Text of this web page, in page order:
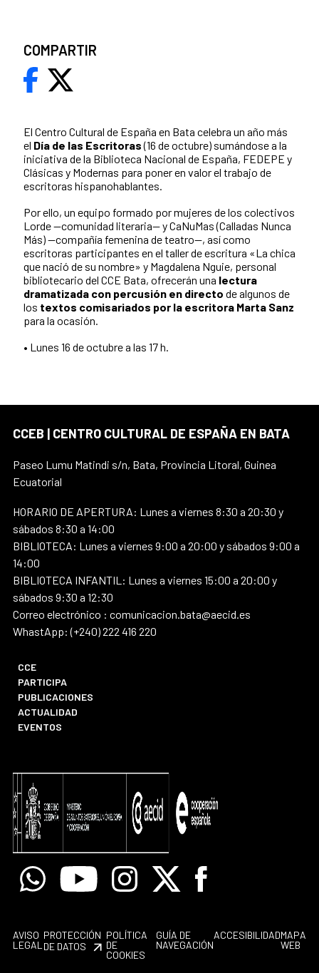
El Centro Cultural de España en Bata celebra un año más
el Día de las Escritoras(16 de octubre) sumándose a la
iniciativa de la Biblioteca Nacional de España, FEDEPE y
Clásicas y Modernas para poner en valor el trabajo de
escritoras hispanohablantes.
Por ello, un equipo formado por mujeres de los colectivos
Lorde —comunidad literaria— y CaNuMas (Calladas Nunca
Más) —compañía femenina de teatro—, así como
escritoras participantes en el taller de escritura «La chica
que nació de su nombre» y Magdalena Nguie, personal
bibliotecario del CCE Bata, ofrecerán una lectura
dramatizada con percusión en directo de algunos de
los textos comisariados por la escritora Marta Sanz
para la ocasión.
• Lunes 16 de octubre a las 17 h.
COMPARTIR
CCEB | CENTRO CULTURAL DE ESPAÑA EN BATA
Paseo Lumu Matindi s/n, Bata, Provincia Litoral, Guinea
Ecuatorial
HORARIO DE APERTURA: Lunes a viernes 8:30 a 20:30 y
sábados 8:30 a 14:00
BIBLIOTECA: Lunes a viernes 9:00 a 20:00 y sábados 9:00 a
14:00
BIBLIOTECA INFANTIL: Lunes a viernes 15:00 a 20:00 y
sábados 9:30 a 12:30
Correo electrónico : comunicacion.bata@aecid.es
WhastApp: (+240) 222 416 220
CCE
PARTICIPA
PUBLICACIONES
ACTUALIDAD
EVENTOS
WhatsappYoutube Instagram
X Facebook
AVISO
LEGAL
PROTECCIÓN
DE DATOS
POLÍTICA
DE
COOKIES
GUÍA DE
NAVEGACIÓN
ACCESIBILIDADMAPA
WEB